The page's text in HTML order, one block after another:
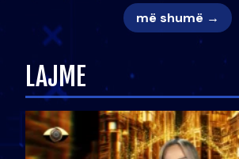
më shumë →
LAJME